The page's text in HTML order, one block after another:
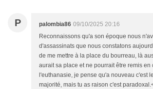
P palombia86 09/10/2025 20:16
Reconnaissons qu'a son époque nous
d'assassinats que nous constatons
de me mettre à la place du bourreau, là
aurait sa place et ne pourrait être remis en
l'euthanasie, je pense qu'a nouveau c'est
majorité, mais tu as raison c'est